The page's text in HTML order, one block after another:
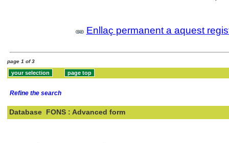
Enllaç permanent a aquest
page 1 of 3
Refine the search
Database FONS : Advanced form